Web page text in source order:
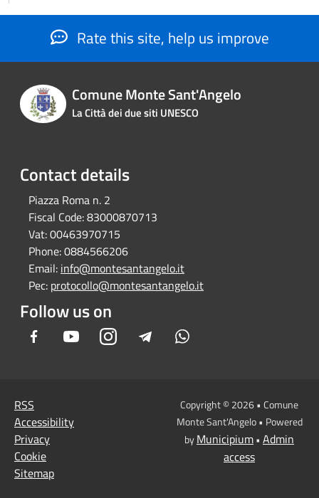
Rate this site, help us improve
Comune Monte Sant'Angelo
La Città dei due siti UNESCO
Contact details
Piazza Roma n. 2
Fiscal Code:83000870713
Vat:00463970715
Phone:0884566206
Email: info@montesantangelo.it
Pec: protocollo@montesantangelo.it
Follow us on
Facebook YoutubeInstagram Telegram
RSS
Accessibility
Privacy
Cookie
Sitemap
Copyright © 2026 • Comune
Monte Sant'Angelo • Powered
byMunicipium• Admin
access